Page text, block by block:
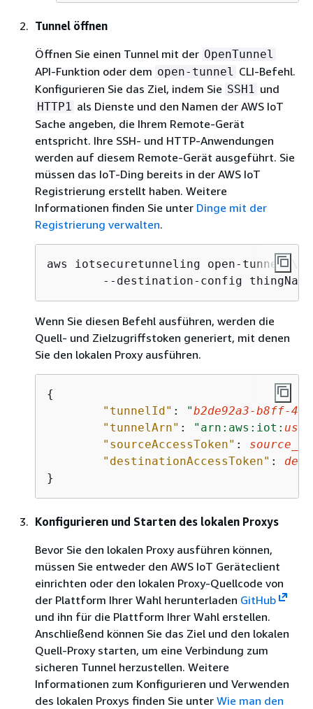
Tunnel öffnen
Öffnen Sie einen Tunnel mit der OpenTunnel
API-Funktion oder dem open-tunnel CLI-Befehl.
Konfigurieren Sie das Ziel, indem Sie SSH1 und
HTTP1 als Dienste und den Namen der AWS IoT
Sache angeben, die Ihrem Remote-Gerät
entspricht. Ihre SSH- und HTTP-Anwendungen
werden auf diesem Remote-Gerät ausgeführt. Sie
müssen das IoT-Ding bereits in der AWS IoT
Registrierung erstellt haben. Weitere
Informationen finden Sie unter Dinge mit der
Registrierung verwalten.
aws iotsecuretunneling open-tunnel \
--destination-config
Wenn Sie diesen Befehl ausführen, werden die
Quell- und Zielzugriffstoken generiert, mit denen
Sie den lokalen Proxy ausführen.
{
"tunnelId" : "b2de92a3-b8ff-
"tunnelArn" : "arn:aws:iot: us-
"sourceAccessToken" :
"destinationAccessToken" :
}
Konfigurieren und Starten des lokalen Proxys
Bevor Sie den lokalen Proxy ausführen können,
müssen Sie entweder den AWS IoT Geräteclient
einrichten oder den lokalen Proxy-Quellcode von
der Plattform Ihrer Wahl herunterladen GitHub
und ihn für die Plattform Ihrer Wahl erstellen.
Anschließend können Sie das Ziel und den lokalen
Quell-Proxy starten, um eine Verbindung zum
sicheren Tunnel herzustellen. Weitere
Informationen zum Konfigurieren und Verwenden
des lokalen Proxys finden Sie unter Wie man den